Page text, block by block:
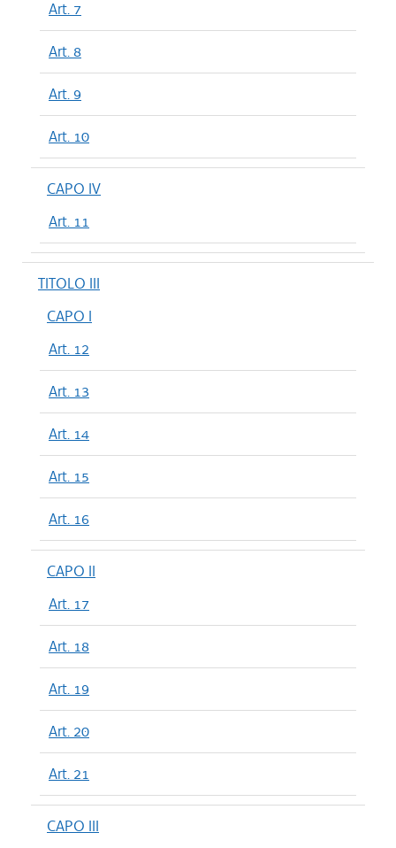
Art. 7
Art. 8
Art. 9
Art. 10
CAPO IV
Art. 11
TITOLO III
CAPO I
Art. 12
Art. 13
Art. 14
Art. 15
Art. 16
CAPO II
Art. 17
Art. 18
Art. 19
Art. 20
Art. 21
CAPO III